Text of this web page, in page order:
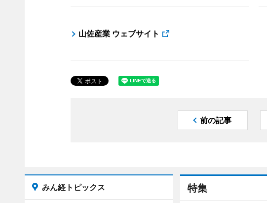
山佐産業 ウェブサイト
前の記事
特集
みん経トピックス